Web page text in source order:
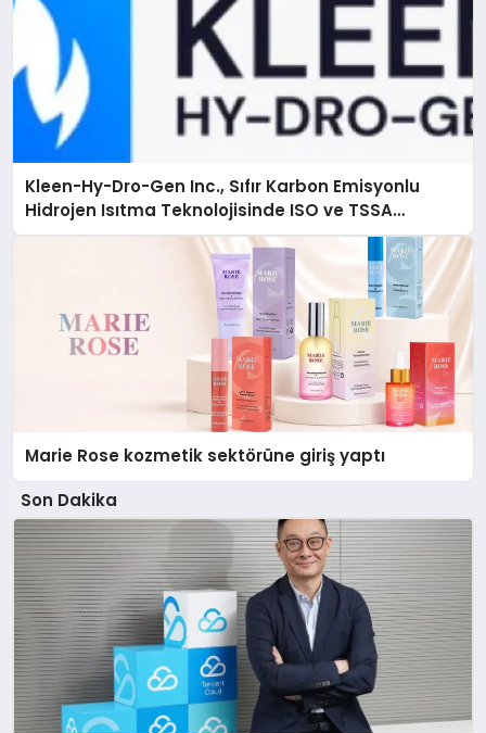
Kleen-Hy-Dro-Gen Inc., Sıfır Karbon Emisyonlu
Hidrojen Isıtma Teknolojisinde ISO ve TSSA
Düzenleyici Onaylarını Aldı
Marie Rose kozmetik sektörüne giriş yaptı
Son Dakika